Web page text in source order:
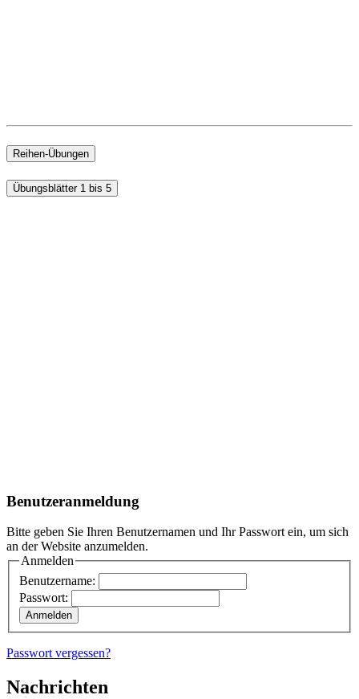
Reihen-Übungen
Übungsblätter 1 bis 5
Benutzeranmeldung
Bitte geben Sie Ihren Benutzernamen und Ihr Passwort ein, um sich
an der Website anzumelden.
Anmelden
Benutzername:
Passwort:
Passwort vergessen?
Nachrichten